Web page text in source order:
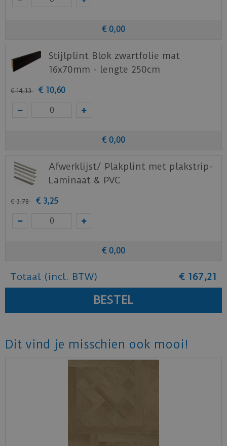
€ 0,00
Stijlplint Blok zwartfolie mat
16x70mm - lengte 250cm
€ 14,13 € 10,60
€ 0,00
Afwerklijst/ Plakplint met plakstrip-
Laminaat & PVC
€ 3,78 € 3,25
€ 0,00
Totaal (incl. BTW) € 167,21
Dit vind je misschien ook mooi!